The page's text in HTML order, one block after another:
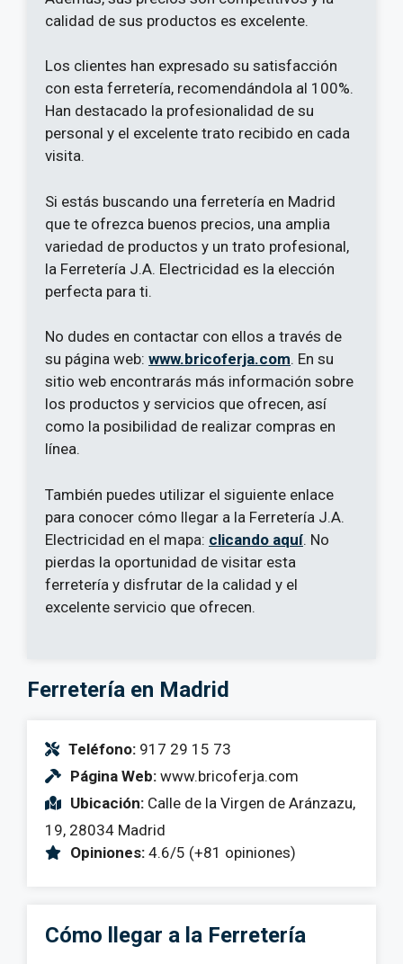
calidad de sus productos es excelente.
Los clientes han expresado su satisfacción
con esta ferretería, recomendándola al 100%.
Han destacado la profesionalidad de su
personal y el excelente trato recibido en cada
visita.
Si estás buscando una ferretería en Madrid
que te ofrezca buenos precios, una amplia
variedad de productos y un trato profesional,
la Ferretería J.A. Electricidad es la elección
perfecta para ti.
No dudes en contactar con ellos a través de
su página web: www.bricoferja.com. En su
sitio web encontrarás más información sobre
los productos y servicios que ofrecen, así
como la posibilidad de realizar compras en
línea.
También puedes utilizar el siguiente enlace
para conocer cómo llegar a la Ferretería J.A.
Electricidad en el mapa: clicando aquí. No
pierdas la oportunidad de visitar esta
ferretería y disfrutar de la calidad y el
excelente servicio que ofrecen.
Ferretería en Madrid
Teléfono: 917 29 15 73
Página Web: www.bricoferja.com
Ubicación: Calle de la Virgen de Aránzazu,
19, 28034 Madrid
Opiniones: 4.6/5 (+81 opiniones)
Cómo llegar a la Ferretería